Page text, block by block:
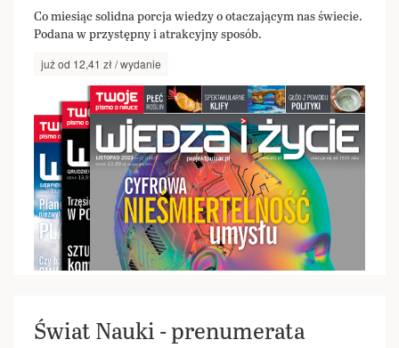
Co miesiąc solidna porcja wiedzy o otaczającym nas świecie.
Podana w przystępny i atrakcyjny sposób.
już od 12,41 zł / wydanie
Świat Nauki - prenumerata